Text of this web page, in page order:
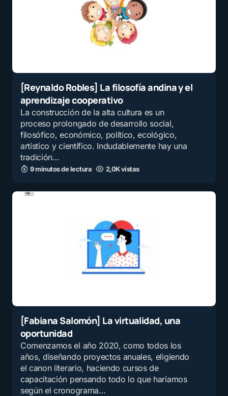
[Reynaldo Robles] La filosofía andina y el
aprendizaje cooperativo
La construcción de la alta cultura es un
proceso prolongado de desarrollo social,
filosófico, económico, político, ecológico,
artístico y científico. Indudablemente hay una
tradición…
9 minutos de lectura 2,0K vistas
[Fabiana Salomón] La virtualidad, una
oportunidad
Comenzamos el año 2020, como todos los
años, diseñando proyectos anuales, eligiendo
el canon literario, haciendo cursos de
capacitación pensando todo lo que haríamos
según el cronograma…